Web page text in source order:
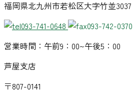
福岡県北九州市若松区大字竹並3037
093-741-0648
093-742-0370
営業時間：午前9：00~午後5：00
芦屋支店
〒807-0141